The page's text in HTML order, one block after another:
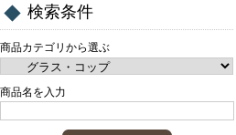
検索条件
商品カテゴリから選ぶ
商品名を入力